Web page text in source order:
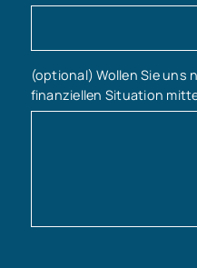
(optional) Wollen Sie uns
finanziellen Situation